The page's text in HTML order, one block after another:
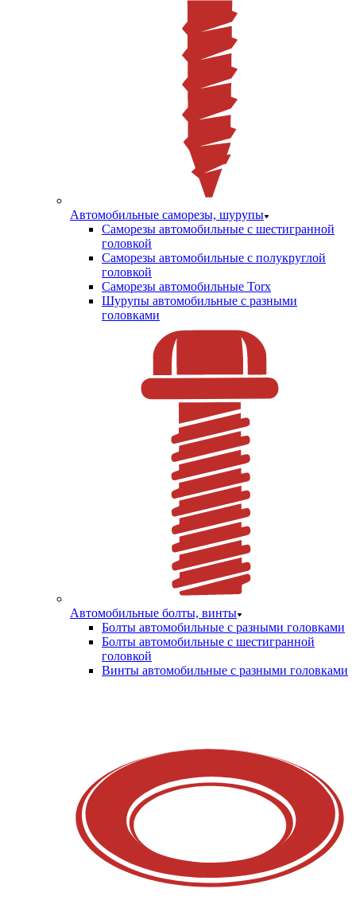
Автомобильные саморезы, шурупы
Саморезы автомобильные с шестигранной
головкой
Саморезы автомобильные с полукруглой
головкой
Саморезы автомобильные Torx
Шурупы автомобильные с разными
головками
Автомобильные болты, винты
Болты автомобильные с разными головками
Болты автомобильные с шестигранной
головкой
Винты автомобильные с разными головками